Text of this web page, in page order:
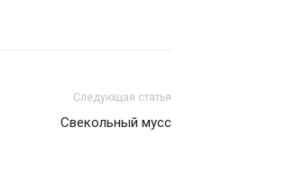
Следующая статья
Свекольный мусс